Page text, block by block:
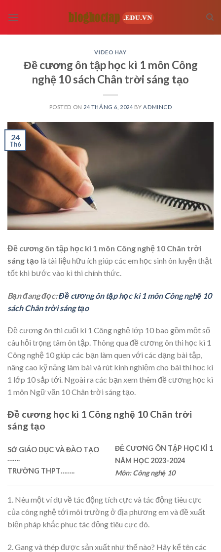
VIDEO HAY
Đề cương ôn tập học kì 1 môn Công
nghệ 10 sách Chân trời sáng tạo
POSTED ON 24 THÁNG 6, 2024 BY ADMINCD
24
Th6
Đề cương ôn tập học kì 1 môn Công nghệ 10 Chân trời
sáng tạo là tài liệu hữu ích giúp các em học sinh ôn luyện thật
tốt khi bước vào kì thi chính thức.
Bạn đang đọc:Đề cương ôn tập học kì 1 môn Công nghệ 10
sách Chân trời sáng tạo
Đề cương ôn thi cuối kì 1 Công nghệ lớp 10 bao gồm một số
câu hỏi trọng tâm ôn tập. Thông qua đề cương ôn thi học kì 1
Công nghệ 10 giúp các bạn làm quen với các dạng bài tập,
nâng cao kỹ năng làm bài và rút kinh nghiệm cho bài thi học kì
1 lớp 10 sắp tới. Ngoài ra các bạn xem thêm đề cương học kì
1 môn Ngữ văn 10 Chân trời sáng tạo.
Đề cương học kì 1 Công nghệ 10 Chân trời
sáng tạo
SỞ GIÁO DỤC VÀ ĐÀO TẠO
…….
TRƯỜNG THPT……..
ĐỀ CƯƠNG ÔN TẬP HỌC KÌ 1
NĂM HỌC 2023-2024
Môn: Công nghệ 10
1. Nêu một ví dụ về tác động tích cực và tác động tiêu cực
của công nghệ tới môi trường ở địa phương em và đề xuất
biện pháp khắc phục tác động tiêu cực đó.
2. Gang và thép được sản xuất như thế nào? Hãy kể tên các